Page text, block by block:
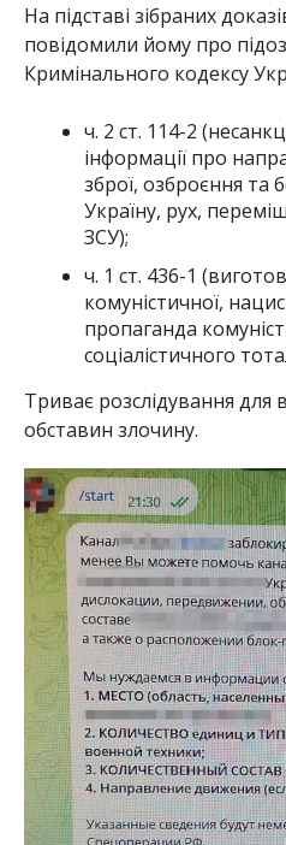
На підставі зібраних
повідомили йому про
Кримінального кодексу
ч. 2 ст. 114-2
інформації про
зброї, озброєння та
Україну, рух,
ЗСУ);
ч. 1 ст. 436-1
комуністичної,
пропаганда
соціалістичного
Триває розслідування для
обставин злочину.